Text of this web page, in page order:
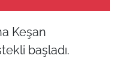
Keşan
başladı.